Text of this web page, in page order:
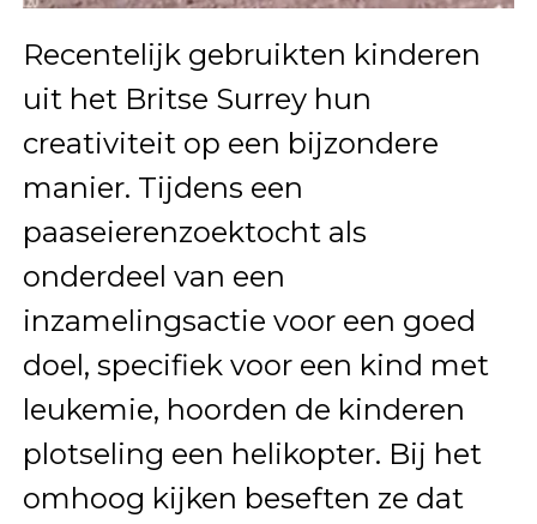
Recentelijk gebruikten kinderen
uit het Britse Surrey hun
creativiteit op een bijzondere
manier. Tijdens een
paaseierenzoektocht als
onderdeel van een
inzamelingsactie voor een goed
doel, specifiek voor een kind met
leukemie, hoorden de kinderen
plotseling een helikopter. Bij het
omhoog kijken beseften ze dat